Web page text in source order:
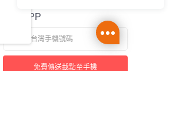
官方APP
免費傳送載點至手機